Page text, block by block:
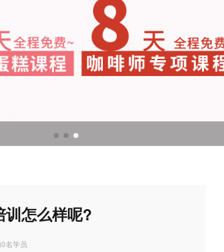
训怎么样呢?
名学员